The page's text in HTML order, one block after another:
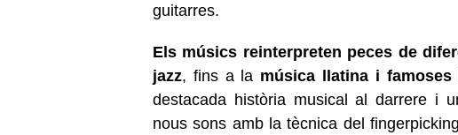
guitarres.
Els músics reinterpreten peces de
jazz, fins a la música llatina i famoses
destacada història musical al darrere i
nous sons amb la tècnica del